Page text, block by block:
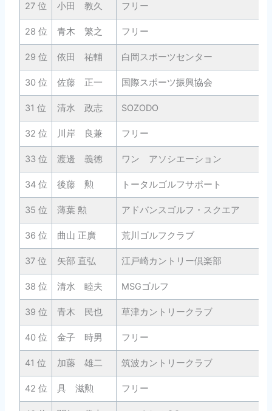
27 位 小田 教久 フリー
28 位 青木 繁之 フリー
29 位 依田 祐輔 白岡スポーツセンター
30 位 佐藤 正一 国際スポーツ振興協会
31 位 清水 政志 SOZODO
32 位 川岸 良兼 フリー
33 位 渡邊 義徳 ワン アソシエーション
34 位 後藤 勲 トータルゴルフサポート
35 位 薄葉 勲 アドバンスゴルフ・スクエア
36 位 曲山 正廣 荒川ゴルフクラブ
37 位 矢部 直弘 江戸崎カントリー倶楽部
38 位 清水 睦夫 MSGゴルフ
39 位 青木 民也 草津カントリークラブ
40 位 金子 時男 フリー
41 位 加藤 雄二 筑波カントリークラブ
42 位 具 滋勲 フリー